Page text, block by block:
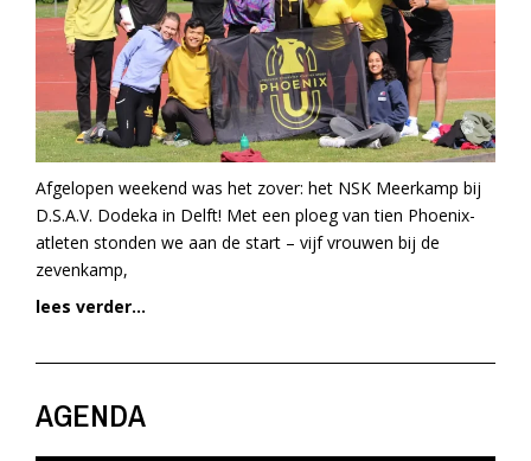
Afgelopen weekend was het zover: het NSK Meerkamp bij
D.S.A.V. Dodeka in Delft! Met een ploeg van tien Phoenix-
atleten stonden we aan de start – vijf vrouwen bij de
zevenkamp,
lees verder...
AGENDA